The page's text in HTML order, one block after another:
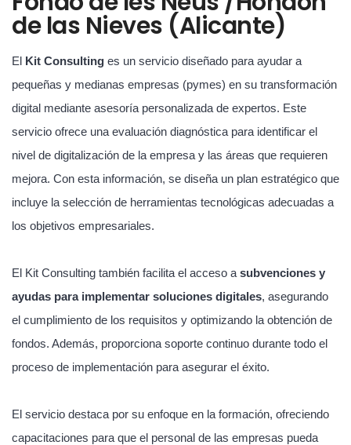
de las Nieves (Alicante)
El Kit Consulting es un servicio diseñado para ayudar a
pequeñas y medianas empresas (pymes) en su transformación
digital mediante asesoría personalizada de expertos. Este
servicio ofrece una evaluación diagnóstica para identificar el
nivel de digitalización de la empresa y las áreas que requieren
mejora. Con esta información, se diseña un plan estratégico que
incluye la selección de herramientas tecnológicas adecuadas a
los objetivos empresariales.
El Kit Consulting también facilita el acceso a subvenciones y
ayudas para implementar soluciones digitales, asegurando
el cumplimiento de los requisitos y optimizando la obtención de
fondos. Además, proporciona soporte continuo durante todo el
proceso de implementación para asegurar el éxito.
El servicio destaca por su enfoque en la formación, ofreciendo
capacitaciones para que el personal de las empresas pueda